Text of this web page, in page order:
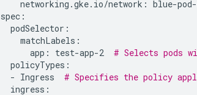
networking.gke.io/network: blue-
app:
test-app-2
# Selects pods
- Ingress
# Specifies the policy